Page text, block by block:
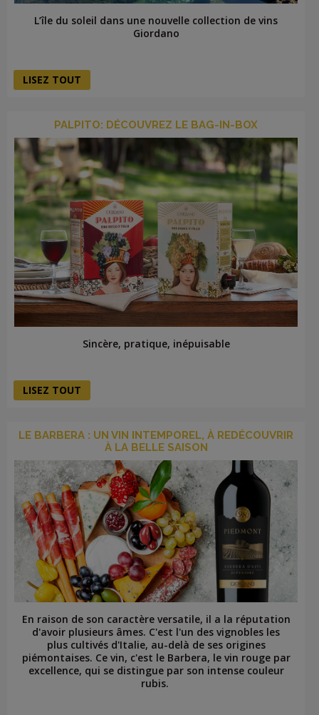
L’île du soleil dans une nouvelle collection de vins
Giordano
LISEZ TOUT
PALPITO: DÉCOUVREZ LE BAG-IN-BOX
Sincère, pratique, inépuisable
LISEZ TOUT
LE BARBERA : UN VIN INTEMPOREL, À REDÉCOUVRIR
À LA BELLE SAISON
En raison de son caractère versatile, il a la réputation
d'avoir plusieurs âmes. C'est l'un des vignobles les
plus cultivés d'Italie, au-delà de ses origines
piémontaises. Ce vin, c'est le Barbera, le vin rouge par
excellence, qui se distingue par son intense couleur
rubis.